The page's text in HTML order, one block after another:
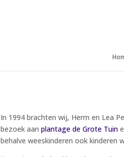
In 1994 brachten wij, Herm en Lea
bezoek aanplantage de Grote Tuin
behalve weeskinderen ook